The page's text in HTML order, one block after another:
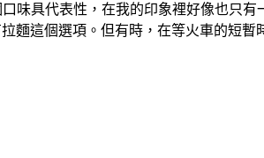
味具代表性，在我的印象裡好像也只
麵這個選項。但有時，在等火車的短